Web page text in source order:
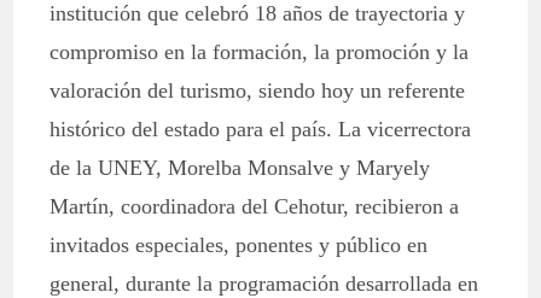
institución que celebró 18 años de trayectoria y
compromiso en la formación, la promoción y la
valoración del turismo, siendo hoy un referente
histórico del estado para el país. La vicerrectora
de la UNEY, Morelba Monsalve y Maryely
Martín, coordinadora del Cehotur, recibieron a
invitados especiales, ponentes y público en
general, durante la programación desarrollada en